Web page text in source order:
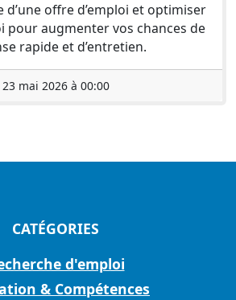
d’une offre d’emploi et optimiser
pour augmenter vos chances de
rapide et d’entretien.
23 mai 2026 à 00:00
CATÉGORIES
d'emploi
& Compétences